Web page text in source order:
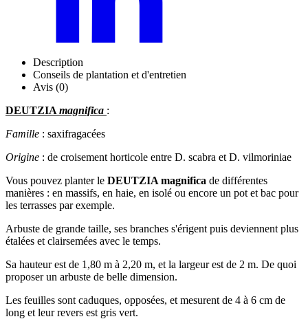
Description
Conseils de plantation et d'entretien
Avis (0)
DEUTZIA magnifica :
Famille : saxifragacées
Origine : de croisement horticole entre D. scabra et D. vilmoriniae
Vous pouvez planter le DEUTZIA magnifica de différentes
manières : en massifs, en haie, en isolé ou encore un pot et bac pour
les terrasses par exemple.
Arbuste de grande taille, ses branches s'érigent puis deviennent plus
étalées et clairsemées avec le temps.
Sa hauteur est de 1,80 m à 2,20 m, et la largeur est de 2 m. De quoi
proposer un arbuste de belle dimension.
Les feuilles sont caduques, opposées, et mesurent de 4 à 6 cm de
long et leur revers est gris vert.